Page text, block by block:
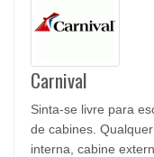
Carnival
Sinta-se livre para
de cabines.
interna, cabine